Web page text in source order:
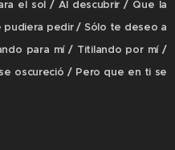
el sol / Al descubrir / Que la
pedir / Sólo te deseo a
para mí / Titilando por mí /
oscureció / Pero que en ti se